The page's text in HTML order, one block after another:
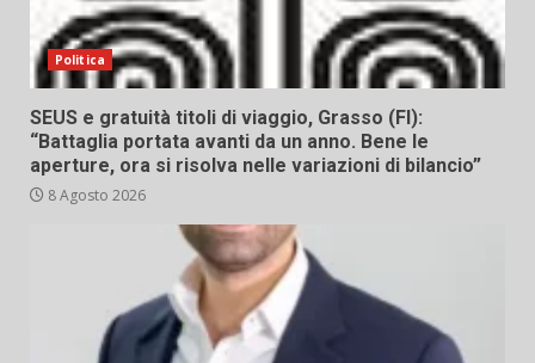
Politica
SEUS e gratuità titoli di viaggio, Grasso (FI):
“Battaglia portata avanti da un anno. Bene le
aperture, ora si risolva nelle variazioni di bilancio”
8 Agosto 2026